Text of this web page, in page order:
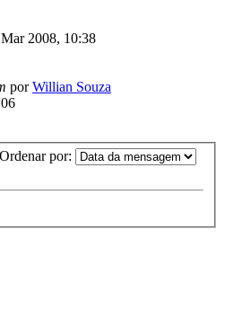
2008, 10:38
porWillian Souza
Ordenar por: